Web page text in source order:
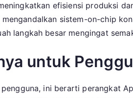
efisiensi produksi
mengandalkan sistem-on-chip
langkah besar mengingat
untuk
ini berarti perangkat